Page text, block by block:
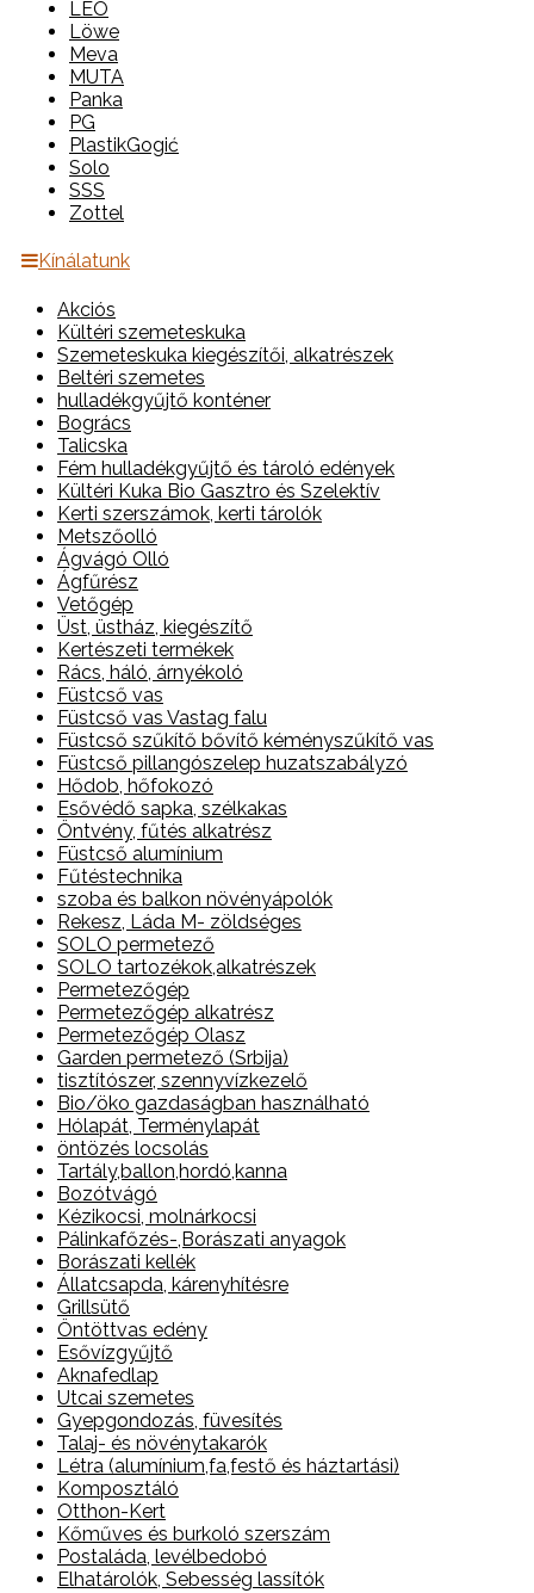
LEO
Löwe
Meva
MUTA
Panka
PG
PlastikGogić
Solo
SSS
Zottel
Kínálatunk
Akciós
Kültéri szemeteskuka
Szemeteskuka kiegészítői, alkatrészek
Beltéri szemetes
hulladékgyűjtő konténer
Bogrács
Talicska
Fém hulladékgyűjtő és tároló edények
Kültéri Kuka Bio Gasztro és Szelektív
Kerti szerszámok, kerti tárolók
Metszőolló
Ágvágó Olló
Ágfűrész
Vetőgép
Üst, üstház, kiegészítő
Kertészeti termékek
Rács, háló, árnyékoló
Füstcső vas
Füstcső vas Vastag falu
Füstcső szűkítő bővítő kéményszűkítő vas
Füstcső pillangószelep huzatszabályzó
Hődob, hőfokozó
Esővédő sapka, szélkakas
Öntvény, fűtés alkatrész
Füstcső alumínium
Fűtéstechnika
szoba és balkon növényápolók
Rekesz, Láda M- zöldséges
SOLO permetező
SOLO tartozékok,alkatrészek
Permetezőgép
Permetezőgép alkatrész
Permetezőgép Olasz
Garden permetező (Srbija)
tisztítószer, szennyvízkezelő
Bio/öko gazdaságban használható
Hólapát, Terménylapát
öntözés locsolás
Tartály,ballon,hordó,kanna
Bozótvágó
Kézikocsi, molnárkocsi
Pálinkafőzés-,Borászati anyagok
Borászati kellék
Állatcsapda, kárenyhítésre
Grillsütő
Öntöttvas edény
Esővízgyűjtő
Aknafedlap
Utcai szemetes
Gyepgondozás, füvesítés
Talaj- és növénytakarók
Létra (alumínium,fa,festő és háztartási)
Komposztáló
Otthon-Kert
Kőműves és burkoló szerszám
Postaláda, levélbedobó
Elhatárolók, Sebesség lassítók